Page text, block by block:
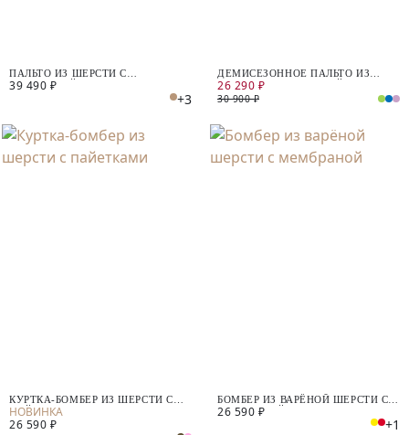
ПАЛЬТО ИЗ ШЕРСТИ С
МЕМБРАНОЙ
39 490 ₽
+3
ДЕМИСЕЗОННОЕ ПАЛЬТО ИЗ
ШЕРСТИ С МЕМБРАНОЙ
26 290 ₽
30 900 ₽
КУРТКА-БОМБЕР ИЗ ШЕРСТИ С
ПАЙЕТКАМИ
26 590 ₽
БОМБЕР ИЗ ВАРЁНОЙ ШЕРСТИ С
МЕМБРАНОЙ
26 590 ₽
+1